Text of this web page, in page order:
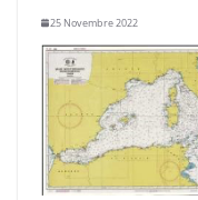
25 Novembre 2022